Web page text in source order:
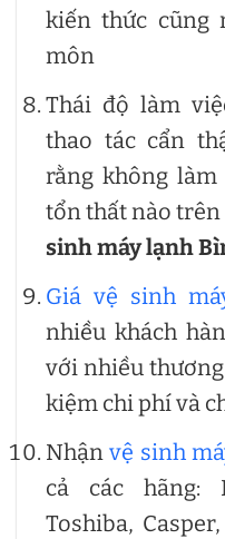
kiến thức cũng
môn
Thái độ làm
thao tác cẩn
rằng không
tổn thất nào
sinh máy lạnh
Giá vệ sinh
nhiều khách
với nhiều
kiệm chi phí và
Nhậnvệ sinh
cả các hãng:
Toshiba,